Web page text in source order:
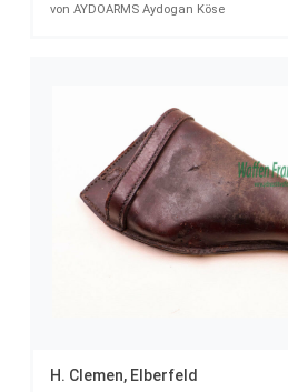
von AYDOARMS Aydogan Köse
H. Clemen, Elberfeld